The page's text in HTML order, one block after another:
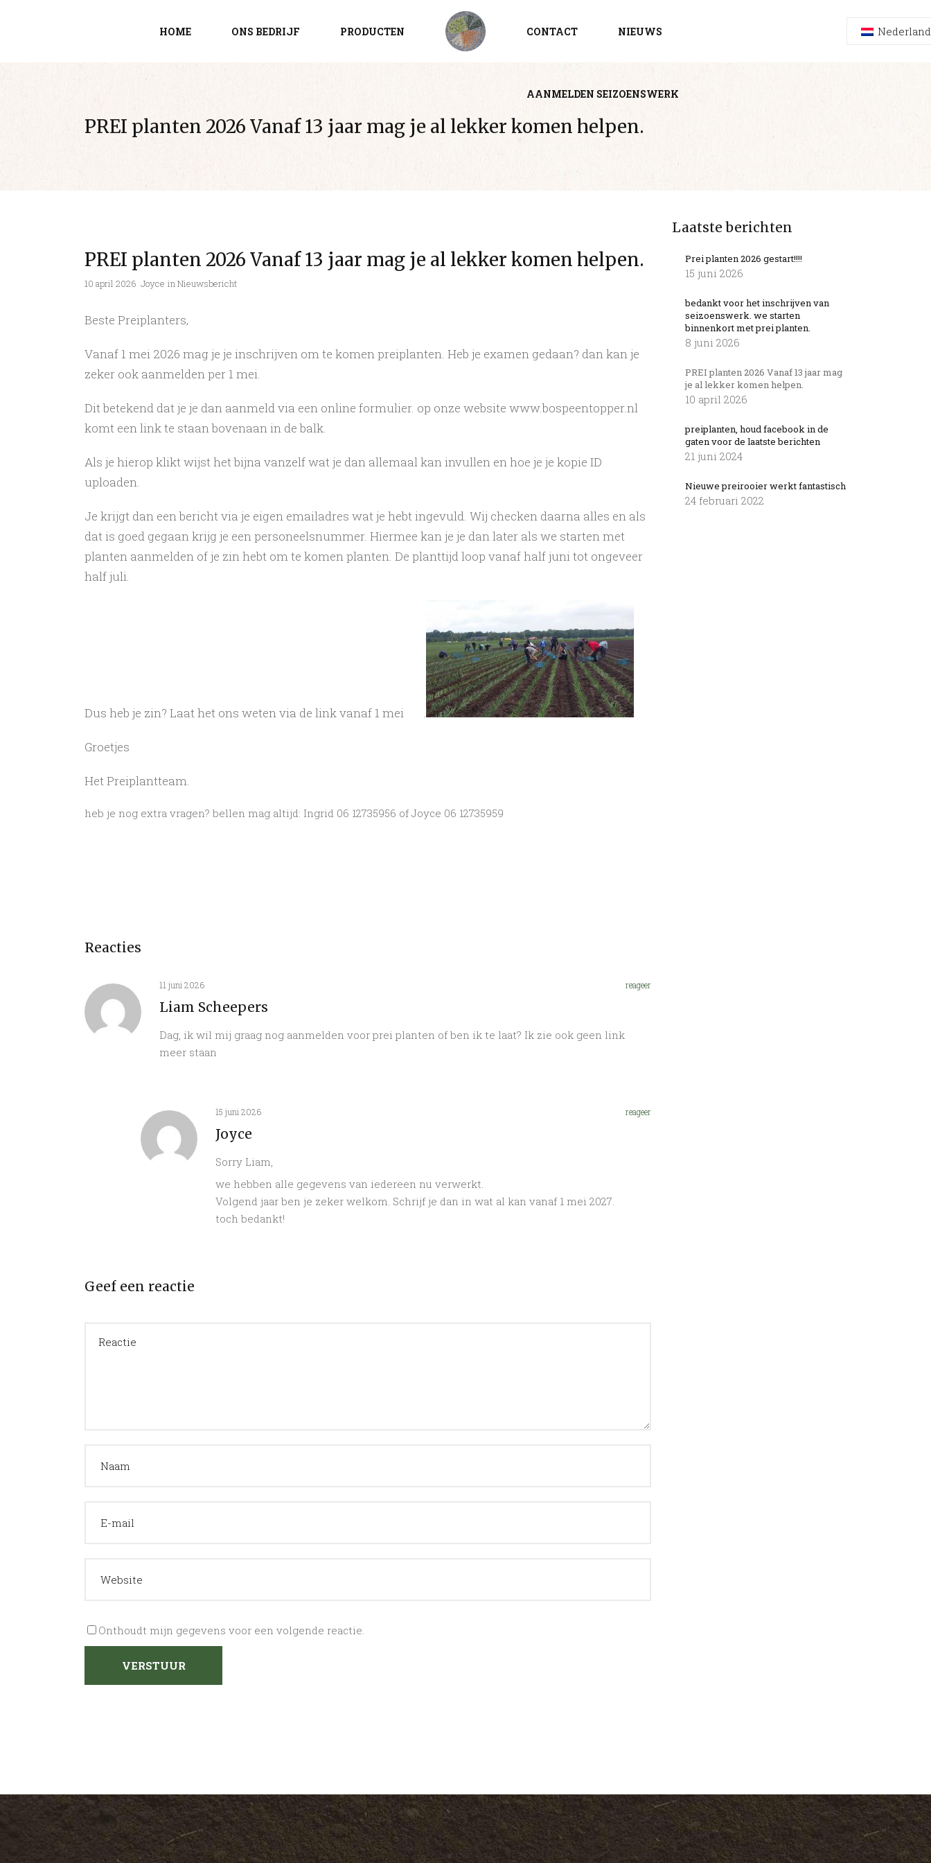
HOME ONS BEDRIJF PRODUCTEN CONTACT NIEUWS
AANMELDEN SEIZOENSWERK
PREI planten 2026 Vanaf 13 jaar mag je al lekker komen helpen.
PREI planten 2026 Vanaf 13 jaar mag je al lekker komen helpen.
10 april 2026 Joyce inNieuwsbericht
Beste Preiplanters,
Vanaf 1 mei 2026 mag je je inschrijven om te komen preiplanten. Heb je examen gedaan? dan kan je
zeker ook aanmelden per 1 mei.
Dit betekend dat je je dan aanmeld via een online formulier. op onze website www.bospeentopper.nl
komt een link te staan bovenaan in de balk.
Als je hierop klikt wijst het bijna vanzelf wat je dan allemaal kan invullen en hoe je je kopie ID
uploaden.
Je krijgt dan een bericht via je eigen emailadres wat je hebt ingevuld. Wij checken daarna alles en als
dat is goed gegaan krijg je een personeelsnummer. Hiermee kan je je dan later als we starten met
planten aanmelden of je zin hebt om te komen planten. De planttijd loop vanaf half juni tot ongeveer
half juli.
Dus heb je zin? Laat het ons weten via de link vanaf 1 mei .
Groetjes
Het Preiplantteam.
heb je nog extra vragen? bellen mag altijd: Ingrid 06 12735956 of Joyce 06 12735959
Reacties
11 juni 2026 reageer
Liam Scheepers
Dag, ik wil mij graag nog aanmelden voor prei planten of ben ik te laat? Ik zie ook geen link
meer staan
15 juni 2026 reageer
Joyce
Sorry Liam,
we hebben alle gegevens van iedereen nu verwerkt.
Volgend jaar ben je zeker welkom. Schrijf je dan in wat al kan vanaf 1 mei 2027.
toch bedankt!
Geef een reactie
Onthoudt mijn gegevens voor een volgende reactie.
Laatste berichten
Prei planten 2026 gestart!!!!
15 juni 2026
bedankt voor het inschrijven van
seizoenswerk. we starten
binnenkort met prei planten.
8 juni 2026
PREI planten 2026 Vanaf 13 jaar mag
je al lekker komen helpen.
10 april 2026
preiplanten, houd facebook in de
gaten voor de laatste berichten
21 juni 2024
Nieuwe preirooier werkt fantastisch
24 februari 2022